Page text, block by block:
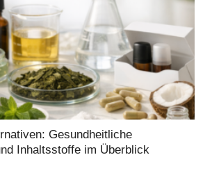
Gesundheitliche
Inhaltsstoffe im Überblick